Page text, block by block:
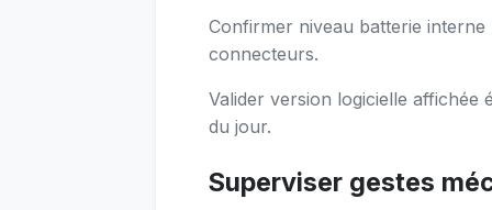
Confirmer niveau batterie
connecteurs.
Valider version logicielle
du jour.
Superviser gestes